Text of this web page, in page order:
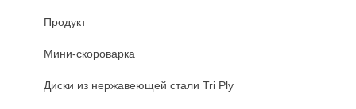
Продукт
Мини-скороварка
Диски из нержавеющей стали Tri Ply